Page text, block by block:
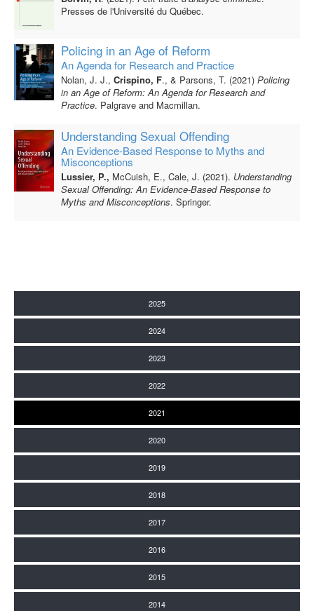
Presses de l'Université du Québec.
Policing in an Age of Reform
An Agenda for Research and Practice
Nolan, J. J., Crispino, F., & Parsons, T. (2021) Policing
in an Age of Reform: An Agenda for Research and
Practice. Palgrave and Macmillan.
Understanding Sexual Offending
An Evidence-Based Response to Myths and
Misconceptions
Lussier, P., McCuish, E., Cale, J. (2021). Understanding
Sexual Offending: An Evidence-Based Response to
Myths and Misconceptions. Springer.
2025
2024
2023
2022
2021
2020
2019
2018
2017
2016
2015
2014